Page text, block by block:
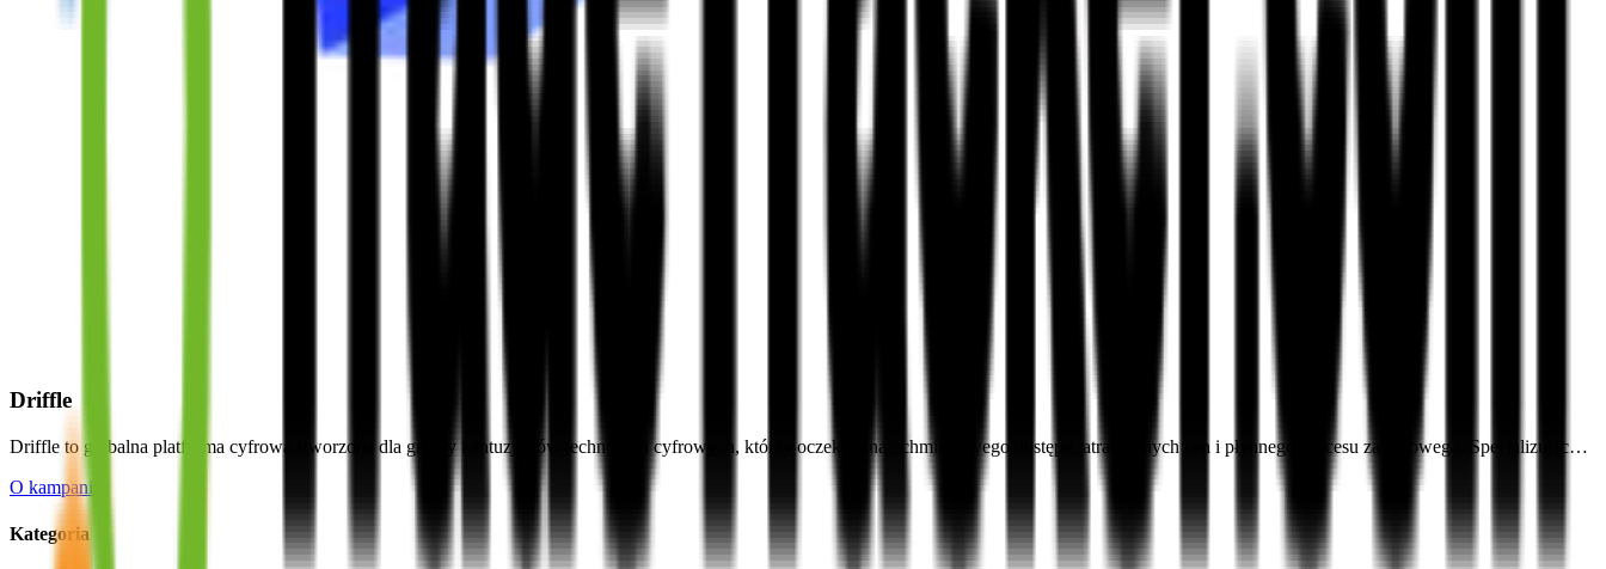
Driffle
Driffle to globalna platforma cyfrowa stworzona dla graczy i entuzjastów technologii cyfrowych, którzy oczekują natychmiastowego dostępu, atrakcyjnych cen i płynnego procesu zakupowego. Specjalizując…
O kampanii
Kategoria